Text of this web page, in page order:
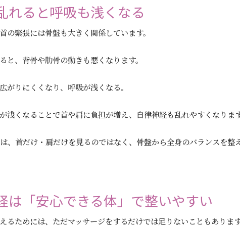
れると呼吸も浅くなる
の緊張には骨盤も大きく関係しています。
と、背骨や肋骨の動きも悪くなります。
がりにくくなり、呼吸が浅くなる。
浅くなることで首や肩に負担が増え、自律神経も乱れやすくなります
、首だけ・肩だけを見るのではなく、骨盤から全身のバランスを整
は「安心できる体」で整いやすい
るためには、ただマッサージをするだけでは足りないこともあります